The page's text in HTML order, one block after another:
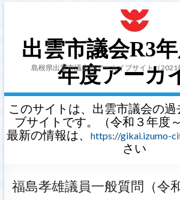
出雲市議会R3
年度アーカ
島根県出雲市議会のアーカイブサイト（2021
このサイトは、出雲市議会の過
ブサイトです。（令和３年度
最新の情報は、
https://gikai.izumo-
さい
福島孝雄議員一般質問（令